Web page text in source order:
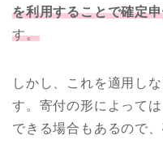
を利用することで確定
す。
しかし、これを適用し
す。寄付の形によって
できる場合もあるので